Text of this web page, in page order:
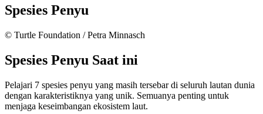
Spesies Penyu
© Turtle Foundation / Petra Minnasch
Spesies Penyu Saat ini
Pelajari 7 spesies penyu yang masih tersebar di seluruh lautan dunia
dengan karakteristiknya yang unik. Semuanya penting untuk
menjaga keseimbangan ekosistem laut.